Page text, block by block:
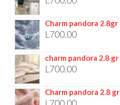
Charm pandora 2.8gr
L 700.00
charm pandora 2.8 gr
L 700.00
Charm pandora 2.8 gr